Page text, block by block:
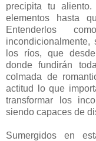
precipita tu
elementos hasta
Entenderlos
incondicionalmente,
los ríos, que
donde fundirán
colmada de
actitud lo que
transformar los
siendo capaces de
Sumergidos en